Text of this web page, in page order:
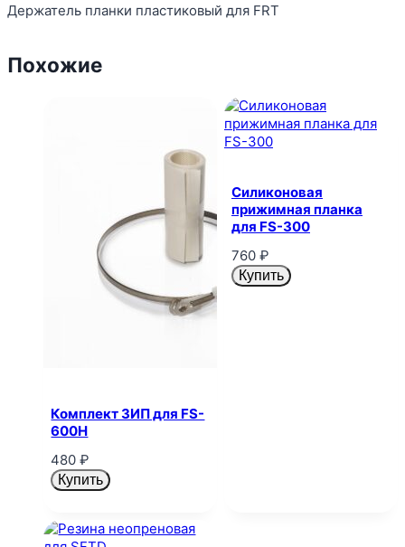
Держатель планки пластиковый для FRT
Похожие
Комплект ЗИП для FS-
600H
480₽
Купить
Силиконовая
прижимная планка
для FS-300
760 ₽
Купить